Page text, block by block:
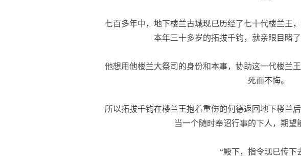
七百多年中，地下楼兰古城现已历经了七十代楼兰王
本年三十多岁的拓拔千钧，就亲眼目睹
他想用他楼兰大祭司的身份和本事，协助这一代楼兰
死而不悔。
所以拓拔千钧在楼兰王抱着重伤的何德返回地下楼兰
当一个随时奉诏行事的下人，期望
“殿下，指令现已传下